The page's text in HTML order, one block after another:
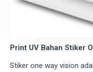
Print UV Bahan Stiker
Stiker one way vision